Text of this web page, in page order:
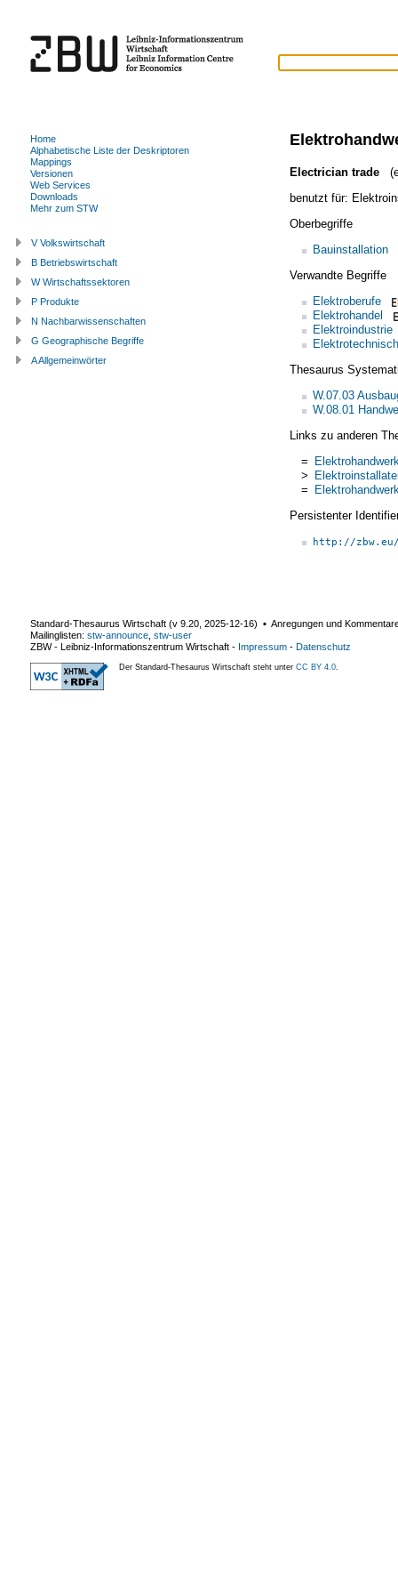
Electrician trade
benutzt für:
Oberbegriffe
Bauinstallation
Verwandte Begriffe
Elektroberufe
Elektrohandel
Elektroindustrie
Thesaurus
W.07.03
W.08.01
Links zu anderen
=
>
=
Persistenter
http://
Home
Alphabetische Liste der Deskriptoren
Mappings
Versionen
Web Services
Downloads
Mehr zum STW
V Volkswirtschaft
B Betriebswirtschaft
W Wirtschaftssektoren
P Produkte
N Nachbarwissenschaften
G Geographische Begriffe
A Allgemeinwörter
Standard-Thesaurus Wirtschaft (v 9.20 2025-12-16) ▪ Anregungen und
Mailinglisten: stw-announce stw-user
ZBW - Leibniz-Informationszentrum Wirtschaft - Impressum - Datenschutz
Der Standard-Thesaurus Wirtschaft steht unter CC BY 4.0